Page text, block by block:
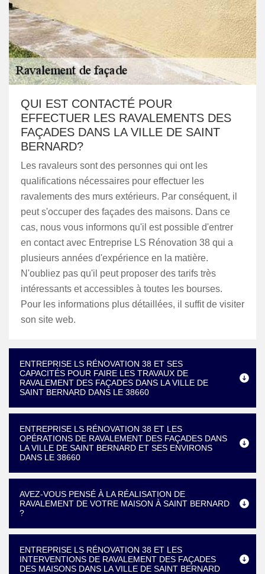
QUI EST CONTACTÉ POUR
EFFECTUER LES RAVALEMENTS DES
FAÇADES DANS LA VILLE DE SAINT
BERNARD?
Les ravaleurs sont des personnes qui ont les
qualifications nécessaires pour effectuer les
ravalements des murs extérieurs. Par conséquent, il
peut s'occuper des façades des maisons. Dans ce
cas, nous vous informons qu'il est possible d'entrer
en contact avec Entreprise LS Rénovation 38 qui a
plusieurs années d'expérience en la matière.
N'oubliez pas qu'il peut proposer des tarifs très
intéressants et accessibles à toutes les bourses.
Pour les informations plus détaillées, il suffit de visiter
son site web.
ENTREPRISE LS RÉNOVATION 38 ET SES
CAPACITÉS POUR FAIRE LES TRAVAUX DE
RAVALEMENT DES FAÇADES DANS LA VILLE DE
SAINT BERNARD DANS LE 38660
ENTREPRISE LS RÉNOVATION 38 ET LES
OPÉRATIONS DE RAVALEMENT DES FAÇADES DANS
LA VILLE DE SAINT BERNARD ET SES ENVIRONS
DANS LE 38660
AVEZ-VOUS PENSÉ À LA RÉALISATION DE
RAVALEMENT DE VOTRE MAISON À SAINT BERNARD
?
ENTREPRISE LS RÉNOVATION 38 ET LES
INTERVENTIONS DE RAVALEMENT DES FAÇADES
DES MAISONS DANS LA VILLE DE SAINT BERNARD